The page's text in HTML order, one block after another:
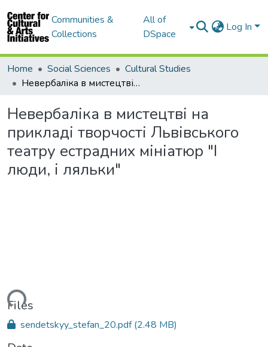
Communities &
Collections
All of
DSpace
Log In
Home Social Sciences
Cultural Studies
Невербаліка в мистецтві на прикладі творчості Львівського театру естрадних мініатюр "І люди, і ляльки"
Невербаліка в мистецтві на
прикладі творчості Львівського
театру естрадних мініатюр "І
люди, і ляльки"
Files
sendetskyy_stefan_20.pdf(2.48 MB)